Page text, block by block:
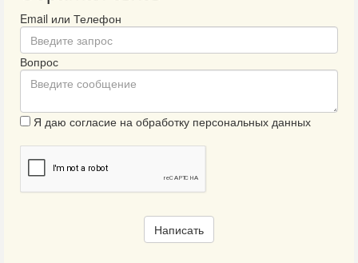
Email или Телефон
Вопрос
Я даю согласие на обработку персональных данных
Написать